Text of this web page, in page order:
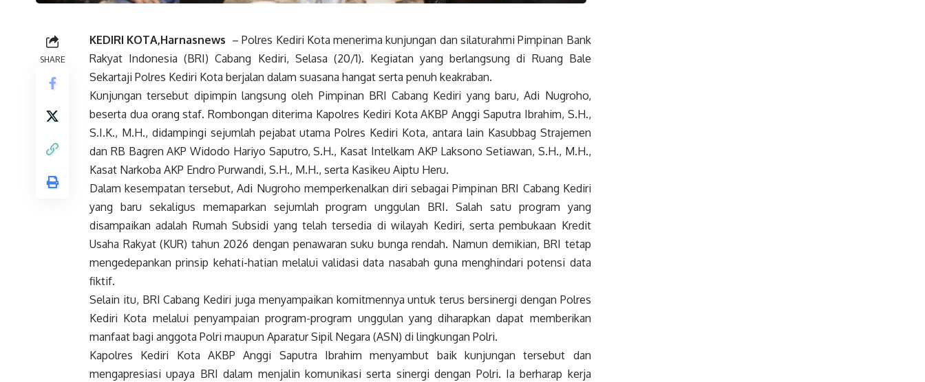
SHARE
KEDIRI KOTA,Harnasnews – Polres Kediri Kota menerima kunjungan dan silaturahmi Pimpinan Bank
Rakyat Indonesia (BRI) Cabang Kediri, Selasa (20/1). Kegiatan yang berlangsung di Ruang Bale
Sekartaji Polres Kediri Kota berjalan dalam suasana hangat serta penuh keakraban.
Kunjungan tersebut dipimpin langsung oleh Pimpinan BRI Cabang Kediri yang baru, Adi Nugroho,
beserta dua orang staf. Rombongan diterima Kapolres Kediri Kota AKBP Anggi Saputra Ibrahim, S.H.,
S.I.K., M.H., didampingi sejumlah pejabat utama Polres Kediri Kota, antara lain Kasubbag Strajemen
dan RB Bagren AKP Widodo Hariyo Saputro, S.H., Kasat Intelkam AKP Laksono Setiawan, S.H., M.H.,
Kasat Narkoba AKP Endro Purwandi, S.H., M.H., serta Kasikeu Aiptu Heru.
Dalam kesempatan tersebut, Adi Nugroho memperkenalkan diri sebagai Pimpinan BRI Cabang Kediri
yang baru sekaligus memaparkan sejumlah program unggulan BRI. Salah satu program yang
disampaikan adalah Rumah Subsidi yang telah tersedia di wilayah Kediri, serta pembukaan Kredit
Usaha Rakyat (KUR) tahun 2026 dengan penawaran suku bunga rendah. Namun demikian, BRI tetap
mengedepankan prinsip kehati-hatian melalui validasi data nasabah guna menghindari potensi data
fiktif.
Selain itu, BRI Cabang Kediri juga menyampaikan komitmennya untuk terus bersinergi dengan Polres
Kediri Kota melalui penyampaian program-program unggulan yang diharapkan dapat memberikan
manfaat bagi anggota Polri maupun Aparatur Sipil Negara (ASN) di lingkungan Polri.
Kapolres Kediri Kota AKBP Anggi Saputra Ibrahim menyambut baik kunjungan tersebut dan
mengapresiasi upaya BRI dalam menjalin komunikasi serta sinergi dengan Polri. Ia berharap kerja